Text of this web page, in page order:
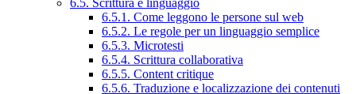
6.5.1. Come leggono le persone sul web
6.5.2. Le regole per un linguaggio semplice
6.5.3. Microtesti
6.5.4. Scrittura collaborativa
6.5.5. Content critique
6.5.6. Traduzione e localizzazione dei contenuti